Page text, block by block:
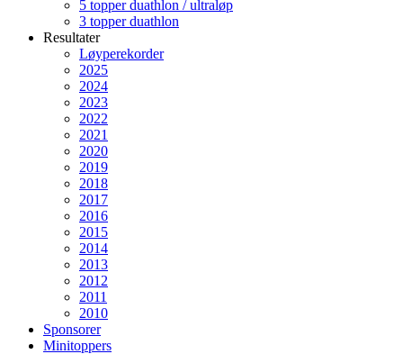
5 topper duathlon / ultraløp
3 topper duathlon
Resultater
Løyperekorder
2025
2024
2023
2022
2021
2020
2019
2018
2017
2016
2015
2014
2013
2012
2011
2010
Sponsorer
Minitoppers